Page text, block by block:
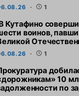
1
Кутафино
воинов,
1
10
по